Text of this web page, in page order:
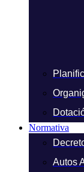
Normativa
Autos